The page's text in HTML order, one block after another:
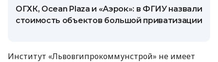
ОГХК, Ocean Plaza и «Аэрок»: в ФГИУ назвали
стоимость объектов большой приватизации
Институт «Львовгипрокоммунстрой» не имеет